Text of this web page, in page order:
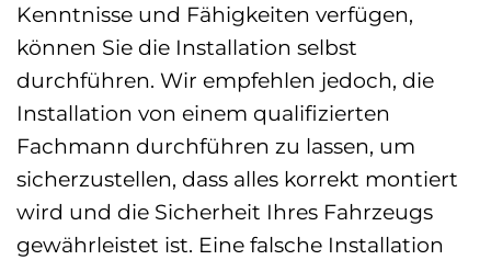
Kenntnisse und Fähigkeiten verfügen,
können Sie die Installation selbst
durchführen. Wir empfehlen jedoch, die
Installation von einem qualifizierten
Fachmann durchführen zu lassen, um
sicherzustellen, dass alles korrekt montiert
wird und die Sicherheit Ihres Fahrzeugs
gewährleistet ist. Eine falsche Installation